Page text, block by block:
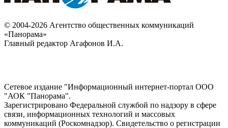
© 2004-2026 Агентство общественных коммуникаций
«Панорама»
Главный редактор Агафонов И.А.
Сетевое издание "Информационный интернет-портал ООО
"АОК "Панорама".
Зарегистрировано Федеральной службой по надзору в сфере
связи, информационных технологий и массовых
коммуникаций (Роскомнадзор). Cвидетельство о регистрации